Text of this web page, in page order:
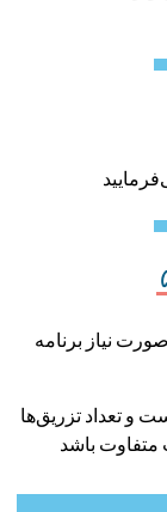
نیاز برنامه
و تعداد تزریق‌ها